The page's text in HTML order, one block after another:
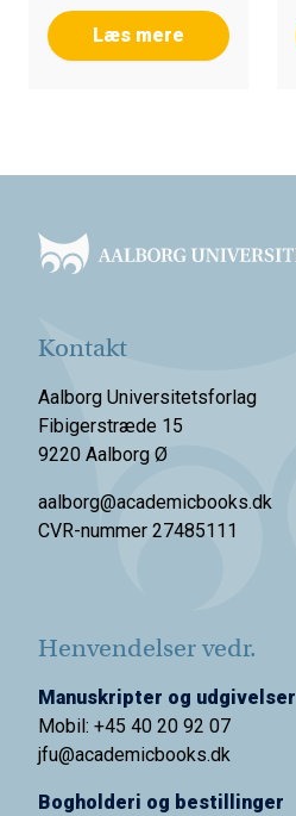
Læs mere
Kontakt
Aalborg Universitetsforlag
Fibigerstræde 15
9220 Aalborg Ø
aalborg@academicbooks.dk
CVR-nummer 27485111
Henvendelser vedr.
Manuskripter og udgivelser
Mobil: +45 40 20 92 07
jfu@academicbooks.dk
Bogholderi og bestillinger